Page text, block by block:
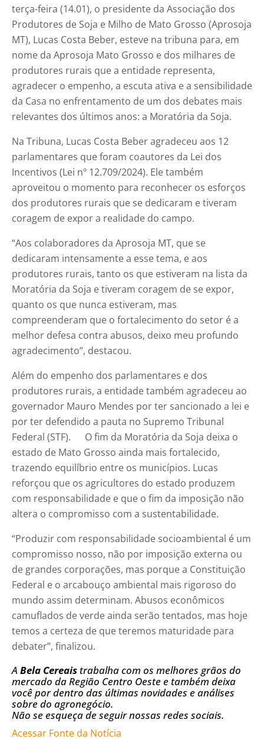
terça-feira (14.01), o presidente da Associação dos
Produtores de Soja e Milho de Mato Grosso (Aprosoja
MT), Lucas Costa Beber, esteve na tribuna para, em
nome da Aprosoja Mato Grosso e dos milhares de
produtores rurais que a entidade representa,
agradecer o empenho, a escuta ativa e a sensibilidade
da Casa no enfrentamento de um dos debates mais
relevantes dos últimos anos: a Moratória da Soja.
Na Tribuna, Lucas Costa Beber agradeceu aos 12
parlamentares que foram coautores da Lei dos
Incentivos (Lei nº 12.709/2024). Ele também
aproveitou o momento para reconhecer os esforços
dos produtores rurais que se dedicaram e tiveram
coragem de expor a realidade do campo.
“Aos colaboradores da Aprosoja MT, que se
dedicaram intensamente a esse tema, e aos
produtores rurais, tanto os que estiveram na lista da
Moratória da Soja e tiveram coragem de se expor,
quanto os que nunca estiveram, mas
compreenderam que o fortalecimento do setor é a
melhor defesa contra abusos, deixo meu profundo
agradecimento”, destacou.
Além do empenho dos parlamentares e dos
produtores rurais, a entidade também agradeceu ao
governador Mauro Mendes por ter sancionado a lei e
por ter defendido a pauta no Supremo Tribunal
Federal (STF). O fim da Moratória da Soja deixa o
estado de Mato Grosso ainda mais fortalecido,
trazendo equilíbrio entre os municípios. Lucas
reforçou que os agricultores do estado produzem
com responsabilidade e que o fim da imposição não
altera o compromisso com a sustentabilidade.
“Produzir com responsabilidade socioambiental é um
compromisso nosso, não por imposição externa ou
de grandes corporações, mas porque a Constituição
Federal e o arcabouço ambiental mais rigoroso do
mundo assim determinam. Abusos econômicos
camuflados de verde ainda serão tentados, mas hoje
temos a certeza de que teremos maturidade para
debater”, finalizou.
A Bela Cereais trabalha com os melhores grãos do
mercado da Região Centro Oeste e também deixa
você por dentro das últimas novidades e análises
sobre do agronegócio.
Não se esqueça de seguir nossas redes sociais.
Acessar Fonte da Notícia